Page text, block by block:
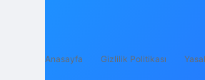
Anasayfa Gizlilik Politikası